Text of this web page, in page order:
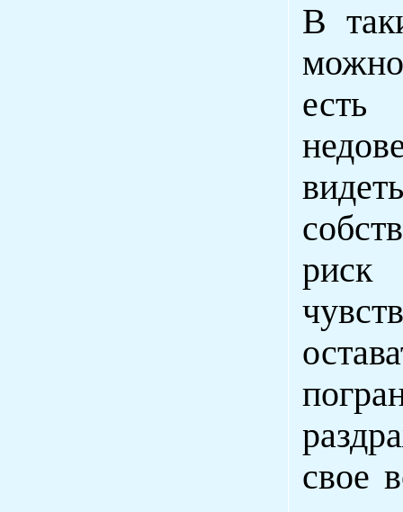
В
риск
свое